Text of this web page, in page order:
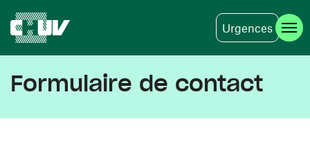
Urgences
Formulaire de contact